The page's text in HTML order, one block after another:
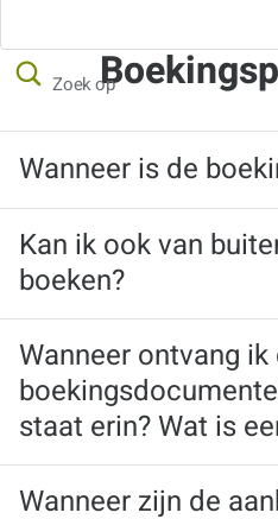
Zoek op
Wanneer is de
Zodra je onze AV hebt
boekingsproces op ons online
"Tegen betaling boeken"
boeking gemaakt.
Kan ik ook van
boeken?
Ja.
Wanneer ontvang ik
staat erin? Wat is
Wanneer zijn de